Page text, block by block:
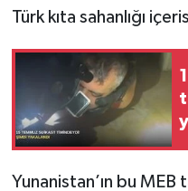
Türk kıta sahanlığı
Yunanistan’ın bu MEB